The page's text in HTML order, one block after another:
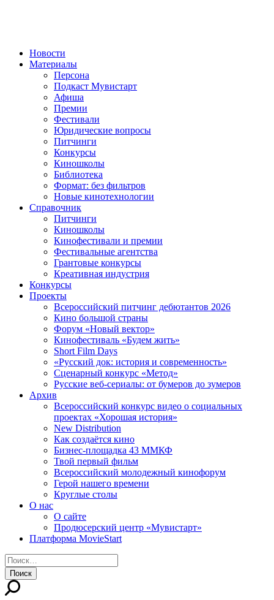
Новости
Материалы
Персона
Подкаст Мувистарт
Афиша
Премии
Фестивали
Юридические вопросы
Питчинги
Конкурсы
Киношколы
Библиотека
Формат: без фильтров
Новые кинотехнологии
Справочник
Питчинги
Киношколы
Кинофестивали и премии
Фестивальные агентства
Грантовые конкурсы
Креативная индустрия
Конкурсы
Проекты
Всероссийский питчинг дебютантов 2026
Кино большой страны
Форум «Новый вектор»
Кинофестиваль «Будем жить»
Short Film Days
«Русский док: история и современность»
Сценарный конкурс «Метод»
Русские веб-сериалы: от бумеров до зумеров
Архив
Всероссийский конкурс видео о социальных
проектах «Хорошая история»
New Distribution
Как создаётся кино
Бизнес-площадка 43 ММКФ
Твой первый фильм
Всероссийский молодежный кинофорум
Герой нашего времени
Круглые столы
О нас
О сайте
Продюсерский центр «Мувистарт»
Платформа MovieStart